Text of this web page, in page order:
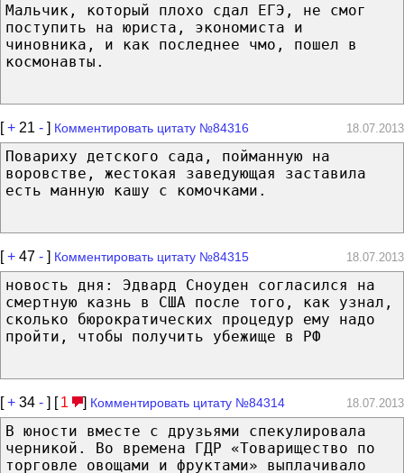
Мальчик, который плохо сдал ЕГЭ, не смог
поступить на юриста, экономиста и
чиновника, и как последнее чмо, пошел в
космонавты.
[+ 21 - ] Комментировать цитату №84316 18.07.2013
Повариху детского сада, пойманную на
воровстве, жестокая заведующая заставила
есть манную кашу с комочками.
[+ 47 - ] Комментировать цитату №84315 18.07.2013
новость дня: Эдвард Сноуден согласился на
смертную казнь в США после того, как узнал,
сколько бюрократических процедур ему надо
пройти, чтобы получить убежище в РФ
[+ 34 - ] [ 1 ] Комментировать цитату №84314 18.07.2013
В юности вместе с друзьями спекулировала
черникой. Во времена ГДР «Товарищество по
торговле овощами и фруктами» выплачивало